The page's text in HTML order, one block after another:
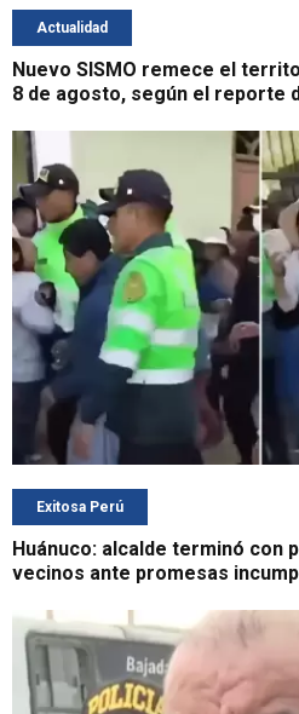
Actualidad
Nuevo SISMO remece el
8 de agosto, según el reporte
Exitosa Perú
Huánuco: alcalde terminó con
vecinos ante promesas